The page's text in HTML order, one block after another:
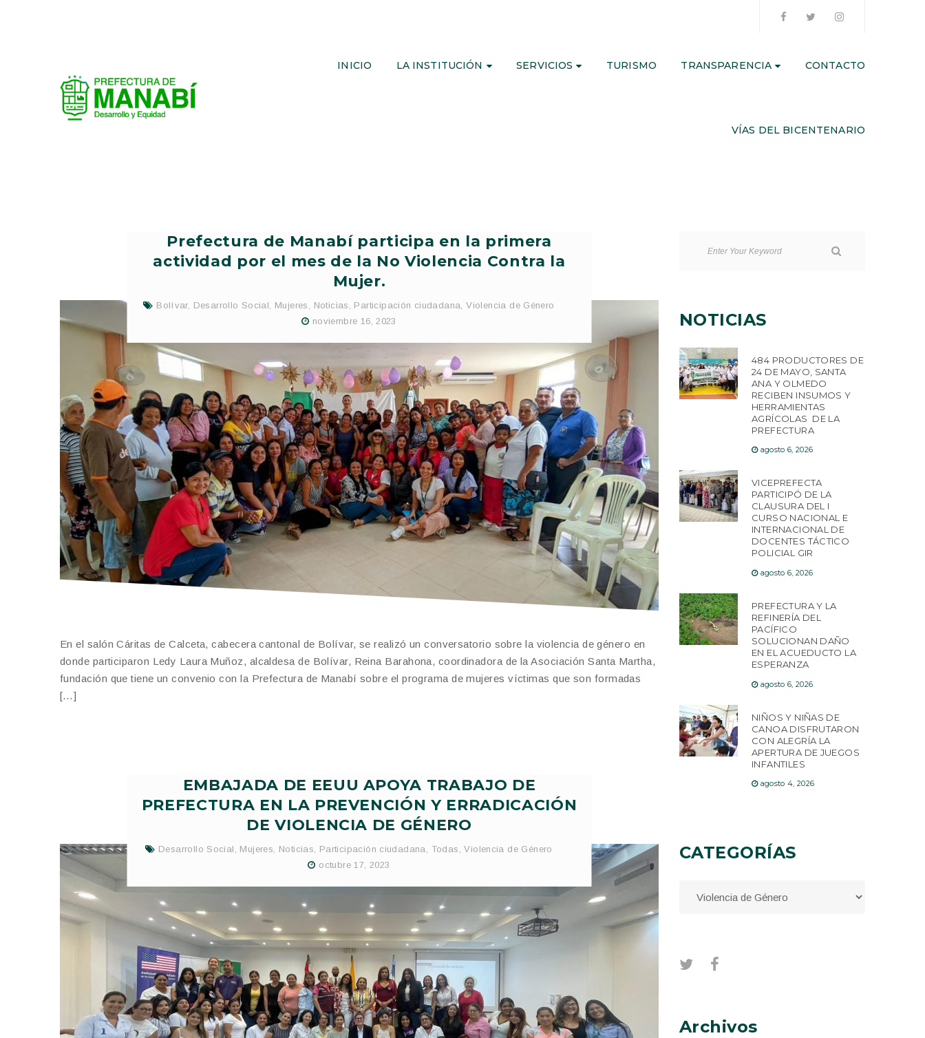
INICIO LA INSTITUCIÓN SERVICIOS TURISMO TRANSPARENCIA CONTACTO
VÍAS DEL BICENTENARIO
Prefectura de Manabí participa en la primera
actividad por el mes de la No Violencia Contra la
Mujer.
Bolívar, Desarrollo Social, Mujeres , Noticias , Participación ciudadana,Violencia de Género
noviembre 16, 2023
En el salón Cáritas de Calceta, cabecera cantonal de Bolívar, se realizó un conversatorio sobre la violencia de género en
donde participaron Ledy Laura Muñoz, alcaldesa de Bolívar, Reina Barahona, coordinadora de la Asociación Santa Martha,
fundación que tiene un convenio con la Prefectura de Manabí sobre el programa de mujeres víctimas que son formadas
[…]
EMBAJADA DE EEUU APOYA TRABAJO DE
PREFECTURA EN LA PREVENCIÓN Y ERRADICACIÓN
DE VIOLENCIA DE GÉNERO
Desarrollo Social , Mujeres, Noticias, Participación ciudadana, Todas ,Violencia de Género
octubre 17, 2023
NOTICIAS
484 PRODUCTORES DE
24 DE MAYO, SANTA
ANA Y OLMEDO
RECIBEN INSUMOS Y
HERRAMIENTAS
AGRÍCOLAS DE LA
PREFECTURA
agosto 6, 2026
VICEPREFECTA
PARTICIPÓ DE LA
CLAUSURA DEL I
CURSO NACIONAL E
INTERNACIONAL DE
DOCENTES TÁCTICO
POLICIAL GIR
agosto 6, 2026
PREFECTURA Y LA
REFINERÍA DEL
PACÍFICO
SOLUCIONAN DAÑO
EN EL ACUEDUCTO LA
ESPERANZA
agosto 6, 2026
NIÑOS Y NIÑAS DE
CANOA DISFRUTARON
CON ALEGRÍA LA
APERTURA DE JUEGOS
INFANTILES
agosto 4, 2026
CATEGORÍAS
Archivos